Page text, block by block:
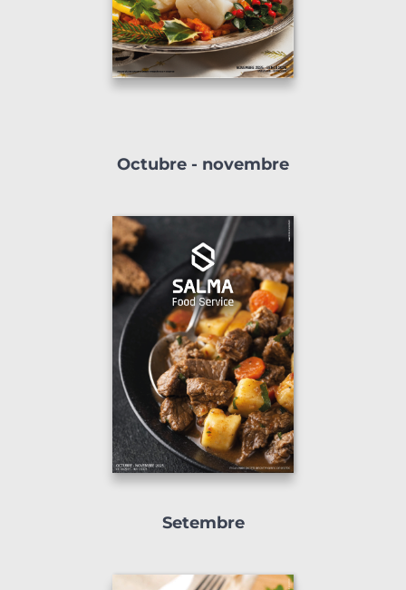
Octubre - novembre
Setembre